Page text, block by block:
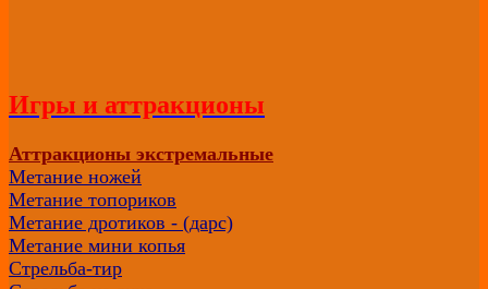
Игры и аттракционы
Аттракционы экстремальные
Метание ножей
Метание топориков
Метание дротиков - (дарс)
Метание мини копья
Стрельба-тир